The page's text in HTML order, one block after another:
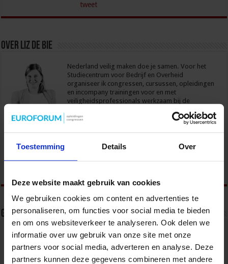
Toestemming Details Over
Deze website maakt gebruik van cookies
We gebruiken cookies om content en advertenties te
personaliseren, om functies voor social media te bieden
en om ons websiteverkeer te analyseren. Ook delen we
informatie over uw gebruik van onze site met onze
partners voor social media, adverteren en analyse. Deze
partners kunnen deze gegevens combineren met andere
tweet
Over Liz de Bie
Nederland veilig maken doe je samen. Voor het
Studiecentrum voor Bedrijf en Overheid
organiseer ik congressen, cursussen, opleidingen
en incompany trainingen voor en met
veiligheidsprofessionals werkzaam bij de
kennis en ervaringen uit te wisselen en van elkaar te leren. Ik
organiseer events over trends en actuele ontwikkelingen op het
terrein van veiligheid. Meer informatie over het Studiecentrum voor
Bedrijf en Overheid en het opleidingsaanbod is te vinden op
www.sbo.nl/veiligheid
Gerelateerde Artikelen